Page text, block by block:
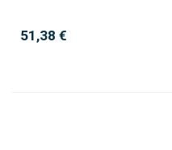
51,38 €